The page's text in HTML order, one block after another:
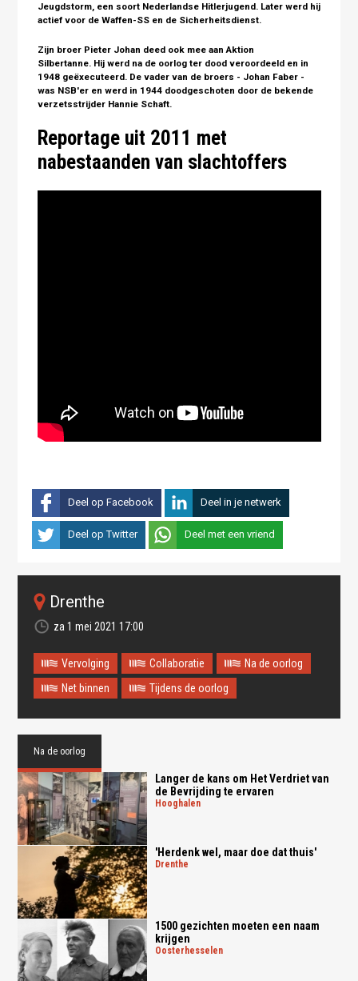
Jeugdstorm, een soort Nederlandse Hitlerjugend. Later werd hij
actief voor de Waffen-SS en de Sicherheitsdienst.
Zijn broer Pieter Johan deed ook mee aan Aktion
Silbertanne. Hij werd na de oorlog ter dood veroordeeld en in
1948 geëxecuteerd. De vader van de broers - Johan Faber -
was NSB'er en werd in 1944 doodgeschoten door de bekende
verzetsstrijder Hannie Schaft.
Reportage uit 2011 met
nabestaanden van slachtoffers
Deel op Facebook Deel in je netwerk
Deel op Twitter Deel met een vriend
Drenthe
za 1 mei 2021 17:00
Vervolging Collaboratie
Na de oorlog
Net binnen
Tijdens de oorlog
Na de oorlog
Langer de kans om Het Verdriet van
de Bevrijding te ervaren
hooghalen
'Herdenk wel, maar doe dat thuis'
drenthe
1500 gezichten moeten een naam
krijgen
oosterhesselen